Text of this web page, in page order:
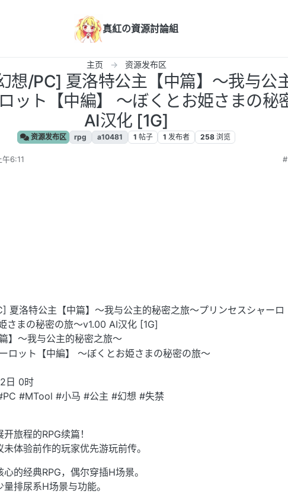
真紅の資源討論組
主页 资源发布区
想/PC] 夏洛特公主【中篇】～我与公
ット【中編】 ～ぼくとお姫さまの秘
AI汉化 [1G]
资源发布区 rpg a10481 1 帖子 1 发布者 258 浏览
6:11
夏洛特公主【中篇】～我与公主的秘密之旅～プリンセスシャーロ
さまの秘密の旅～v1.00 AI汉化 [1G]
】～我与公主的秘密之旅～
ロット【中編】 ～ぼくとお姫さまの秘密の旅～
日 0时
#MTool #小马 #公主 #幻想 #失禁
旅程的RPG续篇！
体验前作的玩家优先游玩前传。
的经典RPG，偶尔穿插H场景。
排尿系H场景与功能。